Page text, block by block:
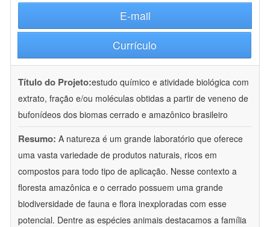
E-mail
Currículo
Título do Projeto:estudo químico e atividade biológica com
extrato, fração e/ou moléculas obtidas a partir de veneno de
bufonídeos dos biomas cerrado e amazônico brasileiro
Resumo: A natureza é um grande laboratório que oferece
uma vasta variedade de produtos naturais, ricos em
compostos para todo tipo de aplicação. Nesse contexto a
floresta amazônica e o cerrado possuem uma grande
biodiversidade de fauna e flora inexploradas com esse
potencial. Dentre as espécies animais destacamos a família